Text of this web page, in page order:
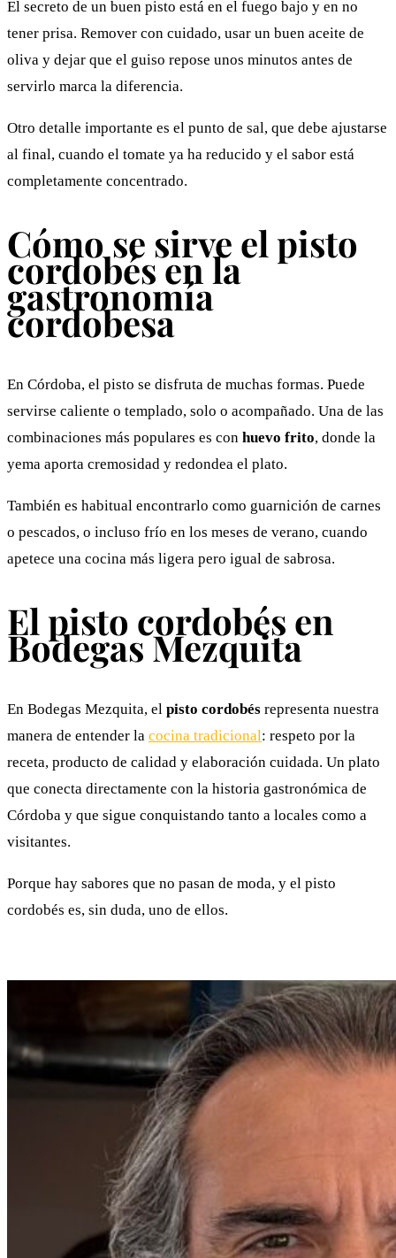
El secreto de un buen pisto está en el fuego bajo y en no
tener prisa. Remover con cuidado, usar un buen aceite de
oliva y dejar que el guiso repose unos minutos antes de
servirlo marca la diferencia.
Otro detalle importante es el punto de sal, que debe ajustarse
al final, cuando el tomate ya ha reducido y el sabor está
completamente concentrado.
Cómo se sirve el pisto
cordobés en la
gastronomía
cordobesa
En Córdoba, el pisto se disfruta de muchas formas. Puede
servirse caliente o templado, solo o acompañado. Una de las
combinaciones más populares es con huevo frito, donde la
yema aporta cremosidad y redondea el plato.
También es habitual encontrarlo como guarnición de carnes
o pescados, o incluso frío en los meses de verano, cuando
apetece una cocina más ligera pero igual de sabrosa.
El pisto cordobés en
Bodegas Mezquita
En Bodegas Mezquita, el pisto cordobés representa nuestra
manera de entender la cocina tradicional: respeto por la
receta, producto de calidad y elaboración cuidada. Un plato
que conecta directamente con la historia gastronómica de
Córdoba y que sigue conquistando tanto a locales como a
visitantes.
Porque hay sabores que no pasan de moda, y el pisto
cordobés es, sin duda, uno de ellos.